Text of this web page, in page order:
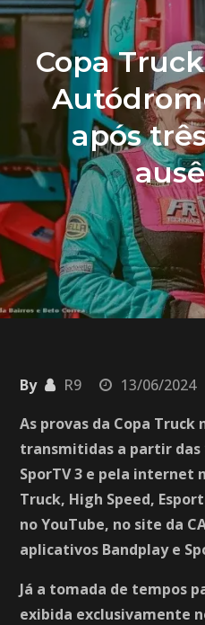
Copa
após
By R9 13/06/2024
As provas da Copa Truck
transmitidas a partir das
SporTV 3 e pela internet
Truck, High Speed,
no YouTube, no site da
aplicativos Bandplay e
Já a tomada de tempos
exibida exclusivamente